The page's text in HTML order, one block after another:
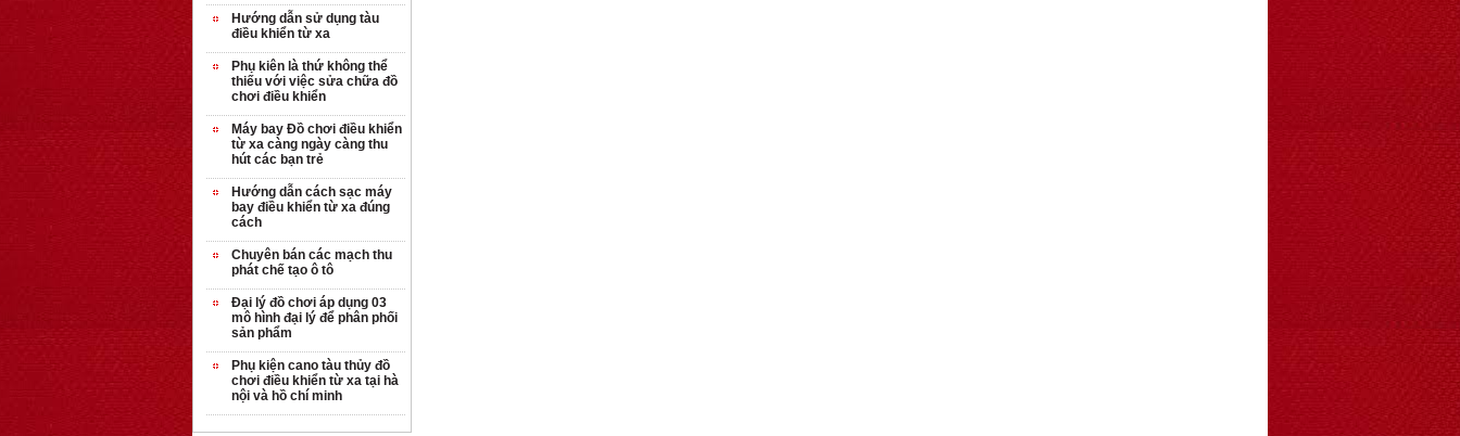
Hướng dẫn sử dụng tàu
điều khiển từ xa
Phụ kiên là thứ không thể
thiếu với việc sửa chữa đồ
chơi điều khiển
Máy bay Đồ chơi điều khiển
từ xa càng ngày càng thu
hút các bạn trẻ
Hướng dẫn cách sạc máy
bay điều khiển từ xa đúng
cách
Chuyên bán các mạch thu
phát chế tạo ô tô
Đại lý đồ chơi áp dụng 03
mô hình đại lý để phân phối
sản phẩm
Phụ kiện cano tàu thủy đồ
chơi điều khiển từ xa tại hà
nội và hồ chí minh
OT35 robot lắp